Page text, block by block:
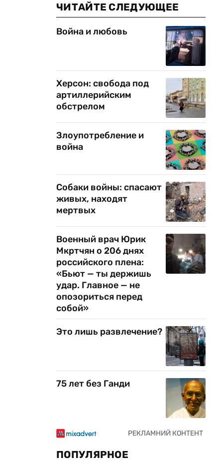
ЧИТАЙТЕ СЛЕДУЮЩЕЕ
Война и любовь
Херсон: свобода под
артиллерийским
обстрелом
Злоупотребление и
война
Собаки войны: спасают
живых, находят
мертвых
Военный врач Юрик
Мкртчян о 206 днях
российского плена:
«Бьют — ты держишь
удар. Главное — не
опозориться перед
собой»
Это лишь развлечение?
75 лет без Ганди
ПОПУЛЯРНОЕ